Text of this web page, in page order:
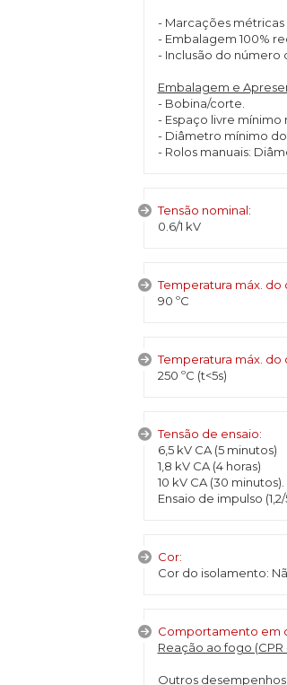
- Marcações métricas
- Embalagem 100%
- Inclusão do número
Embalagem e
- Bobina/corte.
- Espaço livre mínimo
- Diâmetro mínimo do
- Rolos manuais:
Tensão nominal:
0.6/1 kV
Temperatura máx.
90 ºC
Temperatura máx. do
250 ºC (t<5s)
Tensão de ensaio:
6,5 kV CA (5 minutos)
1,8 kV CA (4 horas)
10 kV CA (30 minutos).
Ensaio de impulso (1,2/
Cor:
Cor do isolamento:
Comportamento em
Reação ao fogo (CPR
Outros